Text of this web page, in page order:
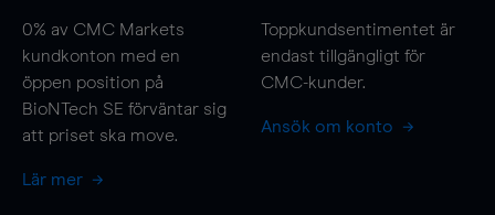
0% av CMC Markets
kundkonton med en
öppen position på
BioNTech SE förväntar sig
att priset ska move.
Lär mer
Toppkundsentimentet är
endast tillgängligt för
CMC-kunder.
Ansök om konto